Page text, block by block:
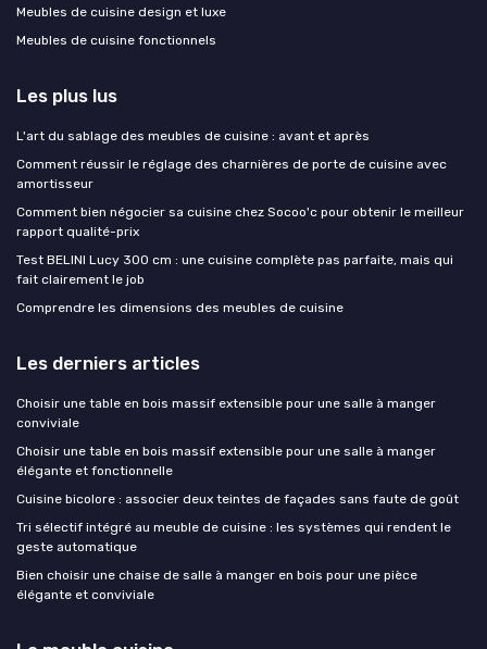
Meubles de cuisine design et luxe
Meubles de cuisine fonctionnels
Les plus lus
L'art du sablage des meubles de cuisine : avant et après
Comment réussir le réglage des charnières de porte de cuisine avec
amortisseur
Comment bien négocier sa cuisine chez Socoo'c pour obtenir le meilleur
rapport qualité-prix
Test BELINI Lucy 300 cm : une cuisine complète pas parfaite, mais qui
fait clairement le job
Comprendre les dimensions des meubles de cuisine
Les derniers articles
Choisir une table en bois massif extensible pour une salle à manger
conviviale
Choisir une table en bois massif extensible pour une salle à manger
élégante et fonctionnelle
Cuisine bicolore : associer deux teintes de façades sans faute de goût
Tri sélectif intégré au meuble de cuisine : les systèmes qui rendent le
geste automatique
Bien choisir une chaise de salle à manger en bois pour une pièce
élégante et conviviale